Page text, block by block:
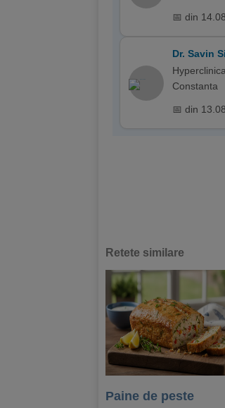
📅 din 14.08
Dr. Savin
Constanta
📅 din
Retete similare
Paine de peste